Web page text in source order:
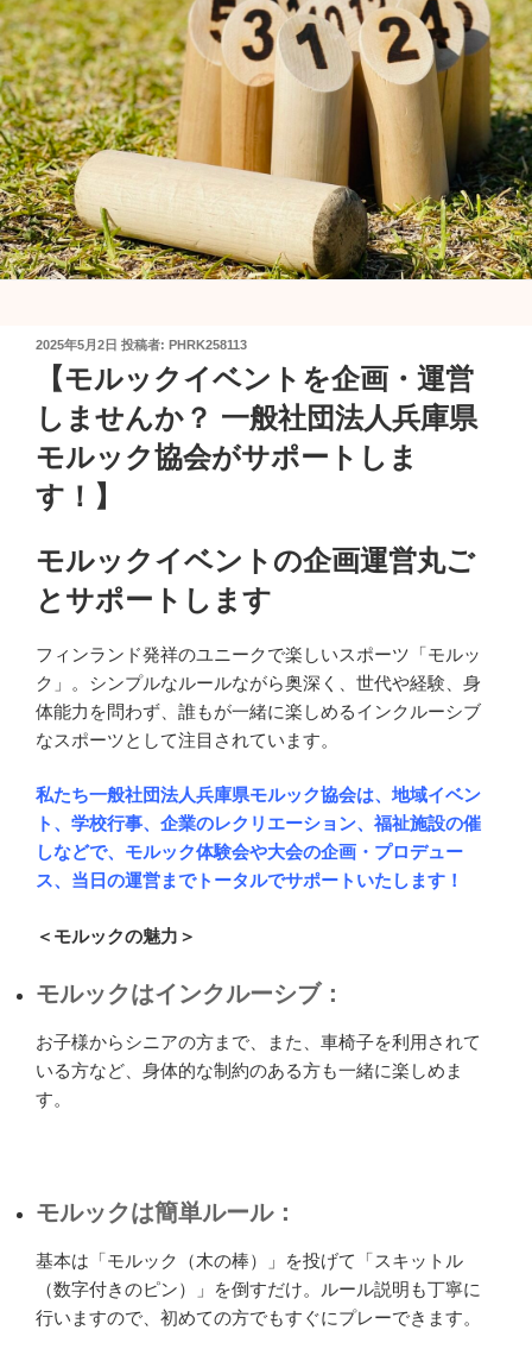
投
2025年5月2日 投稿者: PHRK258113
【モルックイベントを企画・運営
しませんか？ 一般社団法人兵庫県
モルック協会がサポートしま
す！】
モルックイベントの企画運営丸ご
とサポートします
フィンランド発祥のユニークで楽しいスポーツ「モルッ
ク」。シンプルなルールながら奥深く、世代や経験、身
体能力を問わず、誰もが一緒に楽しめるインクルーシブ
なスポーツとして注目されています。
私たち一般社団法人兵庫県モルック協会は、地域イベン
ト、学校行事、企業のレクリエーション、福祉施設の催
しなどで、モルック体験会や大会の企画・プロデュー
ス、当日の運営までトータルでサポートいたします！
＜モルックの魅力＞
モルックはインクルーシブ：
お子様からシニアの方まで、また、車椅子を利用されて
いる方など、身体的な制約のある方も一緒に楽しめま
す。
モルックは簡単ルール：
基本は「モルック（木の棒）」を投げて「スキットル
（数字付きのピン）」を倒すだけ。ルール説明も丁寧に
行いますので、初めての方でもすぐにプレーできます。